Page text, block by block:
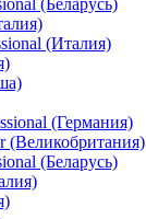
(Беларусь)
(Италия)
(Германия)
(Великобритания)
(Беларусь)